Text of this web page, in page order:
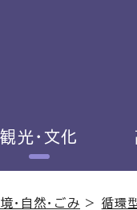
観光・文化
・自然・ごみ > 循環